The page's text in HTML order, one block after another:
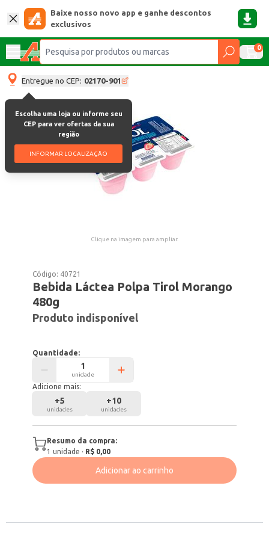
Baixe nosso novo app e ganhe descontos
exclusivos
0
Entregue no CEP: 02170-901
Escolha uma loja ou informe seu
CEP para ver ofertas da sua
região
INFORMAR LOCALIZAÇÃO
Clique na imagem para ampliar.
Código: 40721
Bebida Láctea Polpa Tirol Morango
480g
Produto indisponível
Quantidade:
unidade
Adicione mais:
+5
unidades
+10
unidades
Resumo da compra:
1 unidade · R$ 0,00
Adicionar ao carrinho